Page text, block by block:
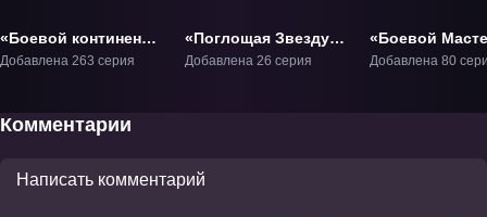
«Боевой континент»
ТВ-1
Добавлена 263 серия
«Поглощая Звезду»
ТВ-1
Добавлена 26 серия
«Боевой
ТВ-1
Добавлена 80
Комментарии